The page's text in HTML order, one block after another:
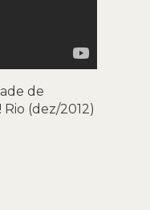
de
(dez/2012)